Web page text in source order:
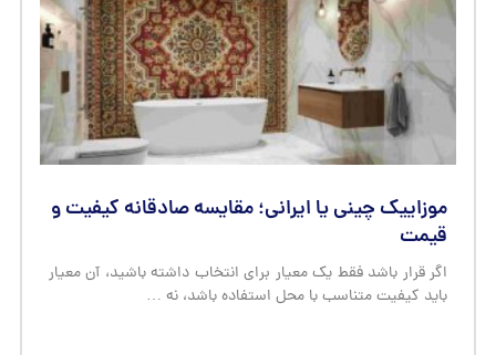
موزاییک چینی یا ایرانی؛ مقایسه صادقانه کیفیت و
قیمت
اگر قرار باشد فقط یک معیار برای انتخاب داشته باشید، آن معیار
باید کیفیت متناسب با محل استفاده باشد، نه …